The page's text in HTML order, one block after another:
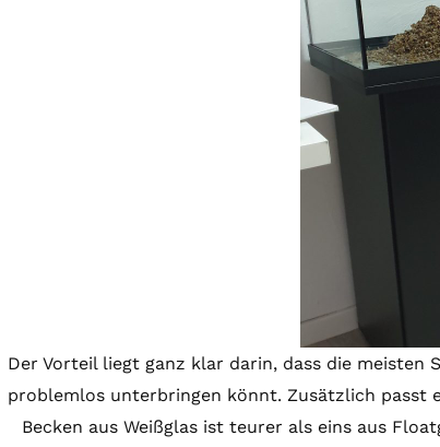
Der Vorteil liegt ganz klar darin, dass die meisten
problemlos unterbringen könnt. Zusätzlich passt
Becken aus Weißglas ist teurer als eins aus